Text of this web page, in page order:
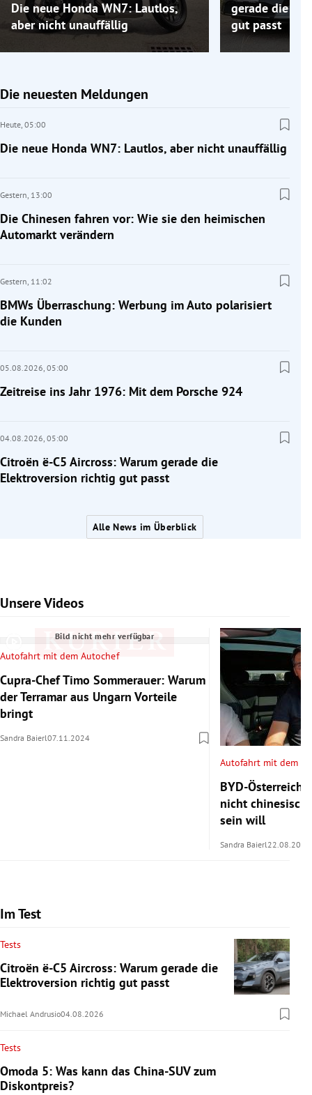
Die neue Honda WN7: Lautlos,
aber nicht unauffällig
gerade die
gut passt
Die neuesten Meldungen
Heute, 05:00
Die neue Honda WN7: Lautlos, aber nicht unauffällig
Gestern, 13:00
Die Chinesen fahren vor: Wie sie den heimischen
Automarkt verändern
Gestern, 11:02
BMWs Überraschung: Werbung im Auto polarisiert
die Kunden
05.08.2026, 05:00
Zeitreise ins Jahr 1976: Mit dem Porsche 924
04.08.2026, 05:00
Citroën ë-C5 Aircross: Warum gerade die
Elektroversion richtig gut passt
Alle News im Überblick
Unsere Videos
Slide 1 von 7
Bild nicht mehr verfügbar
Autofahrt mit dem Autochef
Cupra-Chef Timo Sommerauer: Warum
der Terramar aus Ungarn Vorteile
bringt
Sandra Baierl07.11.2024
Autofahrt mit dem
BYD-Österreich-
nicht
sein will
Sandra Baierl22.08.2024
Im Test
Tests
Citroën ë-C5 Aircross: Warum gerade die
Elektroversion richtig gut passt
Michael Andrusio04.08.2026
Tests
Omoda 5: Was kann das China-SUV zum
Diskontpreis?